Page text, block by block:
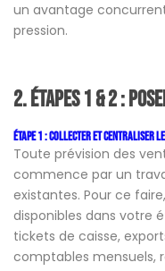
un avantage
pression.
2. Étapes 1 & 2 :
Étape 1 : Collecter et centraliser
Toute prévision des
commence par un
existantes. Pour ce
disponibles dans votre
tickets de caisse,
comptables mensuels,